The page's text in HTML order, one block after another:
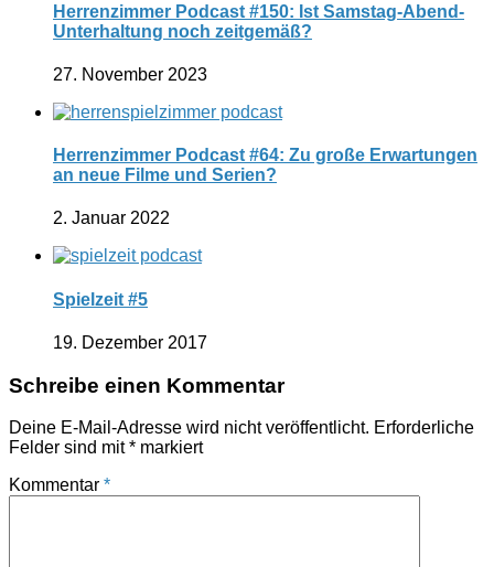
Herrenzimmer Podcast #150: Ist Samstag-Abend-
Unterhaltung noch zeitgemäß?
27. November 2023
Herrenzimmer Podcast #64: Zu große Erwartungen
an neue Filme und Serien?
2. Januar 2022
Spielzeit #5
19. Dezember 2017
Schreibe einen Kommentar
Deine E-Mail-Adresse wird nicht veröffentlicht. Erforderliche
Felder sind mit* markiert
Kommentar *